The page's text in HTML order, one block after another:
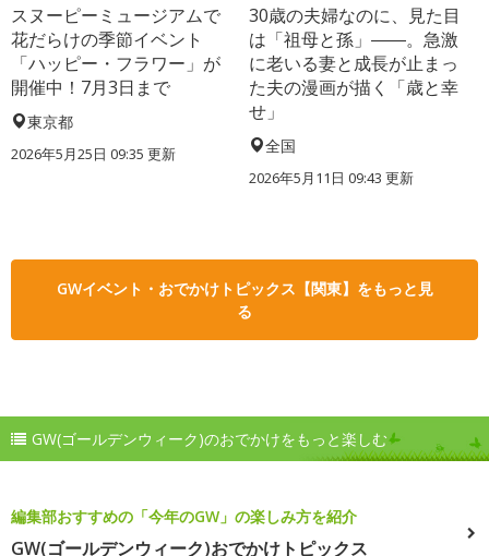
スヌーピーミュージアムで
花だらけの季節イベント
「ハッピー・フラワー」が
開催中！7月3日まで
東京都
2026年5月25日 09:35 更新
30歳の夫婦なのに、見た目
は「祖母と孫」――。急激
に老いる妻と成長が止まっ
た夫の漫画が描く「歳と幸
せ」
全国
2026年5月11日 09:43 更新
GWイベント・おでかけトピックス【関東】をもっと見
る
GW(ゴールデンウィーク)のおでかけをもっと楽しむ
編集部おすすめの「今年のGW」の楽しみ方を紹介
GW(ゴールデンウィーク)おでかけトピックス